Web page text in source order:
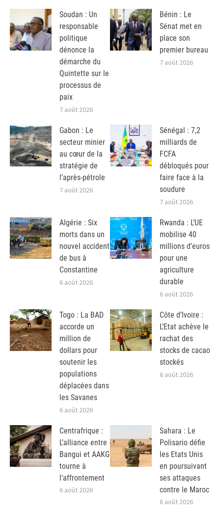
Soudan : Un
responsable
politique
dénonce la
démarche du
Quintette sur le
processus de
paix
7 août 2026
Bénin : Le
Sénat met en
place son
premier bureau
7 août 2026
Gabon : Le
secteur minier
au cœur de la
stratégie de
l’après-pétrole
7 août 2026
Sénégal : 7,2
milliards de
FCFA
débloqués pour
faire face à la
soudure
7 août 2026
Algérie : Six
morts dans un
nouvel accident
de bus à
Constantine
6 août 2026
Rwanda : L’UE
mobilise 40
millions d’euros
pour une
agriculture
durable
6 août 2026
Togo : La BAD
accorde un
million de
dollars pour
soutenir les
populations
déplacées dans
les Savanes
6 août 2026
Côte d’Ivoire :
L’Etat achève le
rachat des
stocks de cacao
stockés
6 août 2026
Centrafrique :
L’alliance entre
Bangui et AAKG
tourne à
l’affrontement
6 août 2026
Sahara : Le
Polisario défie
les Etats Unis
en poursuivant
ses attaques
contre le Maroc
6 août 2026